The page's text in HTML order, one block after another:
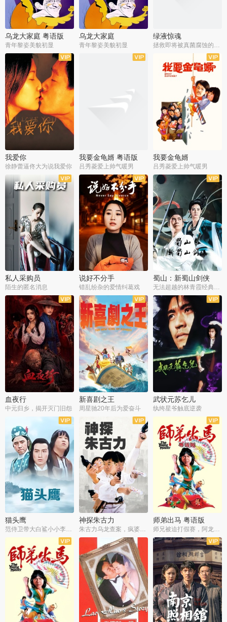
乌龙大家庭 粤语版
青年黎姿美貌初显
乌龙大家庭
青年黎姿美貌初显
绿液惊魂
拯救即将被真菌腐蚀的世界
我爱你
徐静蕾逼佟大为说我爱你
我要金龟婿 粤语版
吕秀菱爱上帅气暖男
我要金龟婿
吕秀菱爱上帅气暖男
私人采购员
陌生的匿名消息
说好不分手
错乱纷杂的爱情纠葛戏
蜀山：新蜀山剑侠
无法超越的林青霞经典角色
血夜行
中元归乡，揭开灭门旧怨
新喜剧之王
周星驰20年后为爱奋斗
武状元苏乞儿
纨绔星爷触底逆袭
猫头鹰
范侍卫带大白鲨小小李破案寻妃
神探朱古力
朱古力乌龙查案，疯婆子神助攻
师弟出马 粤语版
师兄被迫打假赛，阿龙追查斗黑帮